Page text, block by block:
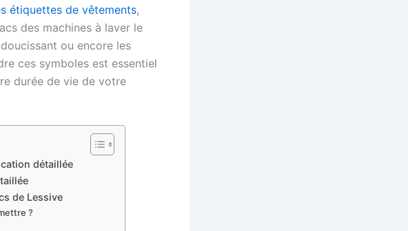
étiquettes de vêtements,
des machines à laver le
ou encore les
ces symboles est essentiel
durée de vie de votre
détaillée
de Lessive
?